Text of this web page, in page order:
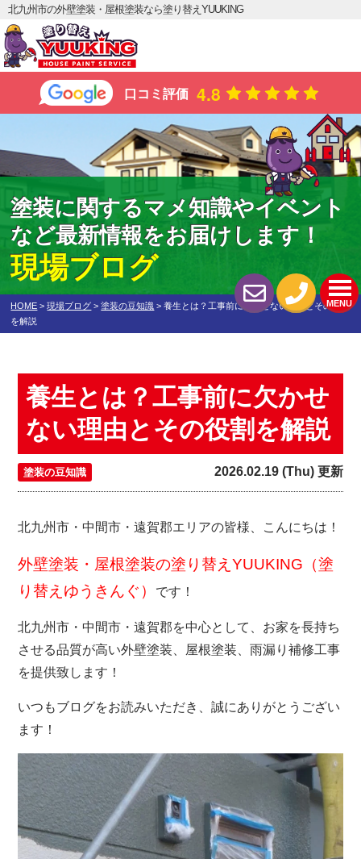
北九州市の外壁塗装・屋根塗装なら塗り替えYUUKING
MENU
口コミ評価 4.8
塗装に関するマメ知識やイベント
など最新情報をお届けします！
現場ブログ
HOME >現場ブログ >塗装の豆知識 >養生とは？工事前に欠かせない理由とその役割
を解説
養生とは？工事前に欠かせ
ない理由とその役割を解説
塗装の豆知識 2026.02.19 (Thu) 更新
北九州市・中間市・遠賀郡エリアの皆様、こんにちは！
外壁塗装・屋根塗装の塗り替えYUUKING（塗
り替えゆうきんぐ）
です！
北九州市・中間市・遠賀郡を中心として、お家を長持ち
させる品質が高い外壁塗装、屋根塗装、雨漏り補修工事
を提供致します！
いつもブログをお読みいただき、誠にありがとうござい
ます！